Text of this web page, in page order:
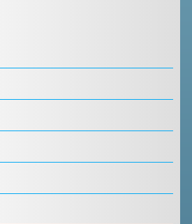
CAMPIONATI A SQUADRE
MODULI